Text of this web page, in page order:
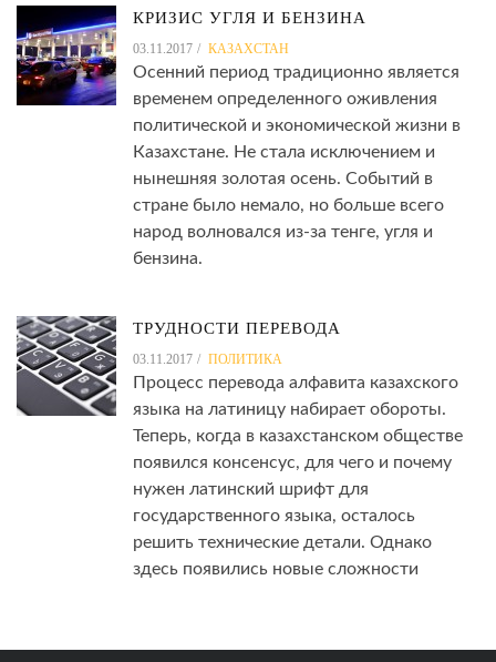
КРИЗИС УГЛЯ И БЕНЗИНА
03.11.2017 КАЗАХСТАН
Осенний период традиционно является
временем определенного оживления
политической и экономической жизни в
Казахстане. Не стала исключением и
нынешняя золотая осень. Событий в
стране было немало, но больше всего
народ волновался из-за тенге, угля и
бензина.
ТРУДНОСТИ ПЕРЕВОДА
03.11.2017 ПОЛИТИКА
Процесс перевода алфавита казахского
языка на латиницу набирает обороты.
Теперь, когда в казахстанском обществе
появился консенсус, для чего и почему
нужен латинский шрифт для
государственного языка, осталось
решить технические детали. Однако
здесь появились новые сложности